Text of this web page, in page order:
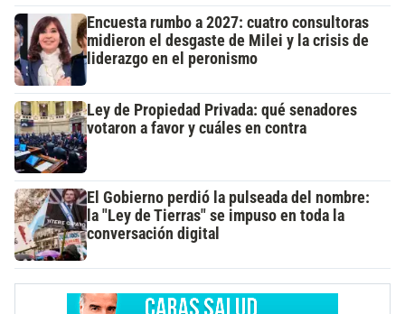
Encuesta rumbo a 2027: cuatro consultoras
midieron el desgaste de Milei y la crisis de
liderazgo en el peronismo
Ley de Propiedad Privada: qué senadores
votaron a favor y cuáles en contra
El Gobierno perdió la pulseada del nombre:
la "Ley de Tierras" se impuso en toda la
conversación digital